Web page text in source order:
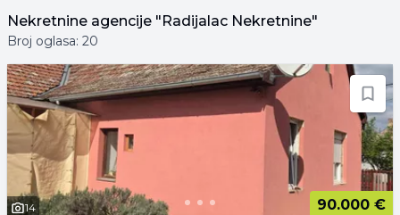
Nekretnine agencije "Radijalac Nekretnine"
Broj oglasa: 20
14 90.000 €